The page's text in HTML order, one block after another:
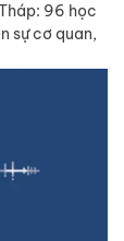
96 học
sự cơ quan,